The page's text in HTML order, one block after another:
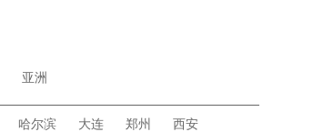
亚洲
哈尔滨 大连 郑州
西安